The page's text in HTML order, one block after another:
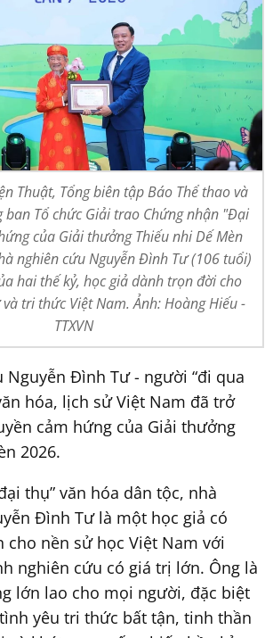
Thuật, Tổng biên tập Báo Thể thao và
ban Tổ chức Giải trao Chứng nhận "Đại
của Giải thưởng Thiếu nhi Dế Mèn
nghiên cứu Nguyễn Đình Tư (106 tuổi)
hai thế kỷ, học giả dành trọn đời cho
tri thức Việt Nam. Ảnh: Hoàng Hiếu -
TTXVN
Nguyễn Đình Tư - người “đi qua
hóa, lịch sử Việt Nam đã trở
cảm hứng của Giải thưởng
2026.
thụ” văn hóa dân tộc, nhà
Đình Tư là một học giả có
cho nền sử học Việt Nam với
nghiên cứu có giá trị lớn. Ông là
lớn lao cho mọi người, đặc biệt
yêu tri thức bất tận, tinh thần